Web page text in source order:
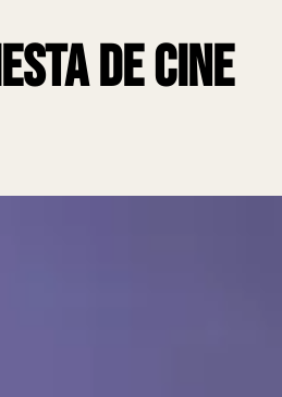
de Cine